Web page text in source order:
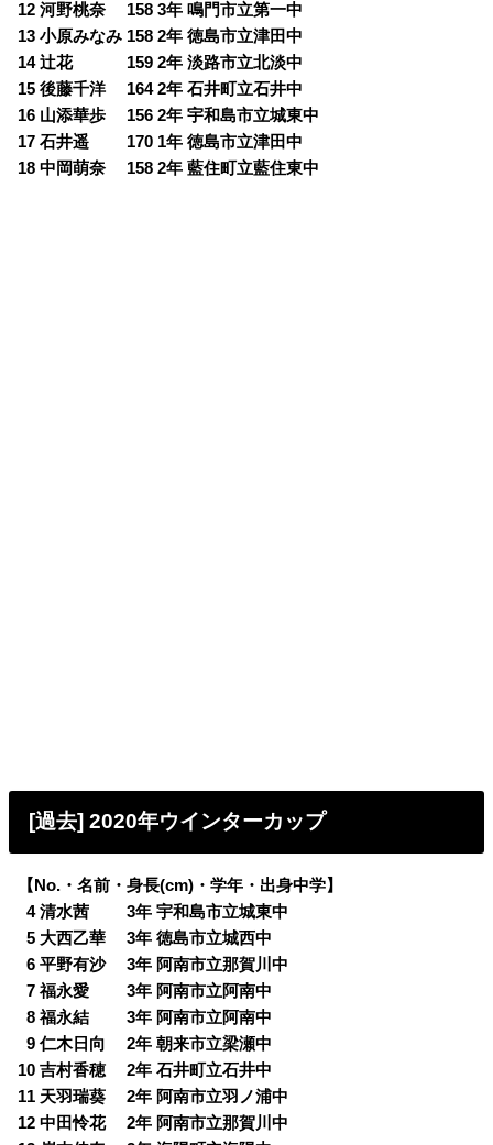
12 河野桃奈 158 3年 鳴門市立第一中
13 小原みなみ 158 2年 徳島市立津田中
14 辻花 159 2年 淡路市立北淡中
15 後藤千洋 164 2年 石井町立石井中
16 山添華歩 156 2年 宇和島市立城東中
17 石井遥 170 1年 徳島市立津田中
18 中岡萌奈 158 2年 藍住町立藍住東中
[過去] 2020年ウインターカップ
【No.・名前・身長(cm)・学年・出身中学】
04 清水茜 3年 宇和島市立城東中
05 大西乙華 3年 徳島市立城西中
06 平野有沙 3年 阿南市立那賀川中
07 福永愛 3年 阿南市立阿南中
08 福永結 3年 阿南市立阿南中
09 仁木日向 2年 朝来市立梁瀬中
10 吉村香穂 2年 石井町立石井中
11 天羽瑞葵 2年 阿南市立羽ノ浦中
12 中田怜花 2年 阿南市立那賀川中